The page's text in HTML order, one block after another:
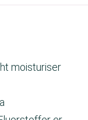
moisturiser